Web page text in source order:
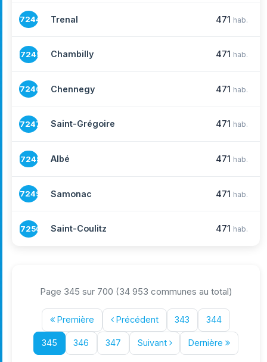
17244 Trenal 471 hab.
17245 Chambilly 471 hab.
17246 Chennegy 471 hab.
17247 Saint-Grégoire 471 hab.
17248 Albé 471 hab.
17249 Samonac 471 hab.
17250 Saint-Coulitz 471 hab.
Page 345 sur 700 (34 953 communes au total)
Première Précédent 343 344
345 346 347 Suivant Dernière